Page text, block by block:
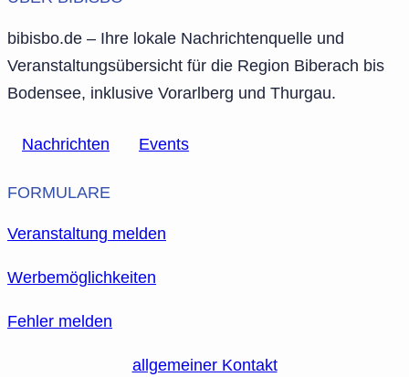
bibisbo.de – Ihre lokale Nachrichtenquelle und
Veranstaltungsübersicht für die Region Biberach bis
Bodensee, inklusive Vorarlberg und Thurgau.
Nachrichten Events
FORMULARE
Veranstaltung melden
Werbemöglichkeiten
Fehler melden
allgemeiner Kontakt